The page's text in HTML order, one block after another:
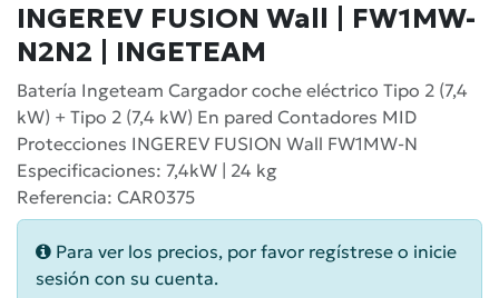
INGEREV FUSION Wall | FW1MW-
N2N2 | INGETEAM
Batería Ingeteam Cargador coche eléctrico Tipo 2 (7,4
kW) + Tipo 2 (7,4 kW) En pared Contadores MID
Protecciones INGEREV FUSION Wall FW1MW-N
Especificaciones: 7,4kW | 24 kg
Referencia: CAR0375
Para ver los precios, por favor regístrese o inicie
sesión con su cuenta.